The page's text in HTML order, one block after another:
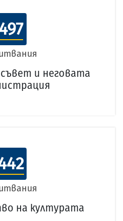
и неговата
на културата